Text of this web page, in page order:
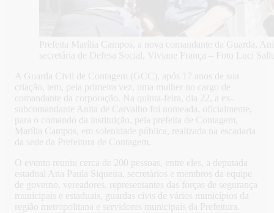
Prefeita Marília Campos, a nova comandante da Guarda,
secretária de Defesa Social, Viviane França – Foto Luci
A Guarda Civil de Contagem (GCC), após 17 anos de sua
criação, tem, pela primeira vez, uma mulher no cargo de
comandante da corporação. Na quinta-feira, dia 22, a ex-
subcomandante Anita de Carvalho foi nomeada, oficialmente,
para o comando da instituição, pela prefeita de Contagem,
Marília Campos, em solenidade pública, realizada na escadaria
da sede da Prefeitura de Contagem.
O evento reuniu cerca de 200 pessoas, entre eles, a deputada
estadual Ana Paula Siqueira, secretários e membros da equipe
de governo, vereadores, representantes das forças de segurança
municipais e estaduais, guardas civis de vários municípios da
região metropolitana e servidores municipais da Prefeitura.